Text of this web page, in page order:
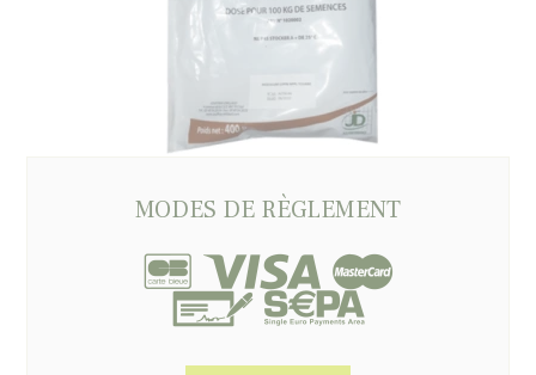
MODES DE RÈGLEMENT